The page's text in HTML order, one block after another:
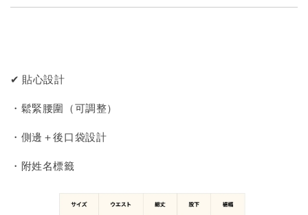
✔ 貼心設計
・鬆緊腰圍（可調整）
・側邊＋後口袋設計
・附姓名標籤